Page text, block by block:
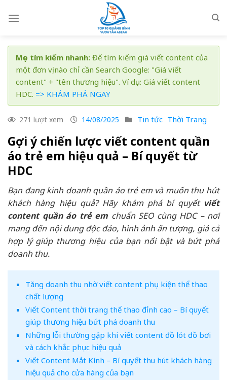
Mẹo tìm kiếm nhanh: Để tìm kiếm giá viết content của
một đơn vị nào chỉ cần Search Google: "Giá viết
content" + "tên thương hiệu". Ví dụ: Giá viết content
HDC. => KHÁM PHÁ NGAY
271 lượt xem 14/08/2025 Tin tức Thời Trang
Gợi ý chiến lược viết content quần
áo trẻ em hiệu quả – Bí quyết từ
HDC
Bạn đang kinh doanh quần áo trẻ em và muốn thu hút
khách hàng hiệu quả? Hãy khám phá bí quyết viết
content quần áo trẻ em chuẩn SEO cùng HDC – nơi
mang đến nội dung độc đáo, hình ảnh ấn tượng, giá cả
hợp lý giúp thương hiệu của bạn nổi bật và bứt phá
doanh thu.
Tăng doanh thu nhờ viết content phụ kiện thể thao
chất lượng
Viết Content thời trang thể thao đỉnh cao – Bí quyết
giúp thương hiệu bứt phá doanh thu
Những lỗi thường gặp khi viết content đồ lót đồ bơi
và cách khắc phục hiệu quả
Viết Content Mắt Kính – Bí quyết thu hút khách hàng
hiệu quả cho cửa hàng của bạn